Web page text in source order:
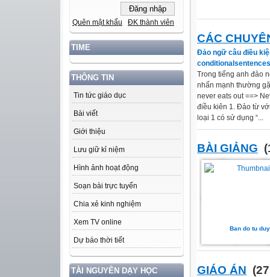
Quên mật khẩu ĐK thành viên
TIME
THÔNG TIN
Tin tức giáo dục
Bài viết
Giới thiệu
Lưu giữ kỉ niệm
Hình ảnh hoạt động
Soạn bài trực tuyến
Chia xẻ kinh nghiệm
Xem TV online
Dự báo thời tiết
TÀI NGUYÊN DẠY HỌC
CÁC
Đảo ngữ câu điều
Trong tiếng anh đảo
nhấn mạnh thường
never eats out ==>
điều kiên 1. Đảo từ
loại 1 có sử dụng “...
BÀI GIẢNG
Ban do tu duy
GIÁO ÁN